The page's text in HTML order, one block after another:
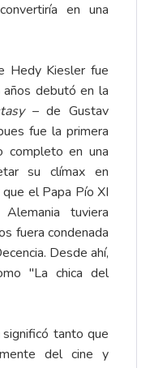
en una
Hedy Kiesler fue
debutó en la
– de Gustav
fue la primera
completo en una
su clímax en
el Papa Pío XI
tuviera
fuera condenada
Desde ahí,
"La chica del
tanto que
del cine y